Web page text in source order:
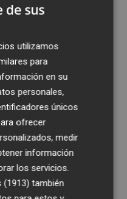
lo aclara:
encontrará
del
Movilidad y
siguiente de la
esta medida se
alzada ante la
en el
este sábado.
de sus
utilizamos
para
en su
personales,
únicos
ofrecer
medir
información
los servicios.
(1913) también